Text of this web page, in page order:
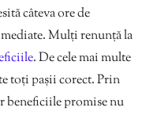
câteva ore de
Mulți renunță la
. De cele mai multe
toți pașii corect. Prin
beneficiile promise nu